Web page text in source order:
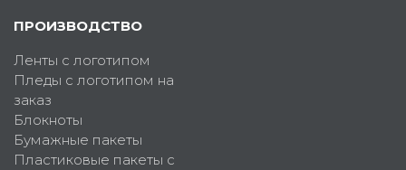
ПРОИЗВОДСТВО
Ленты с логотипом
Пледы с логотипом на
заказ
Блокноты
Бумажные пакеты
Пластиковые пакеты с